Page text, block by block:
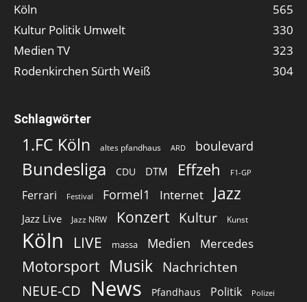
Köln
565
Kultur Politik Umwelt
330
Medien TV
323
Rodenkirchen Sürth Weiß
304
Schlagwörter
1.FC Köln altes pfandhaus ARD boulevard
Bundesliga CDU DTM Effzeh F1-GP
Ferrari Festival Formel1 Internet Jazz
Jazz Live Jazz NRW Konzert Kultur Kunst
Köln LIVE massa Medien Mercedes
Motorsport Musik Nachrichten
NEUE-CD
News Pfandhaus Politik Polizei